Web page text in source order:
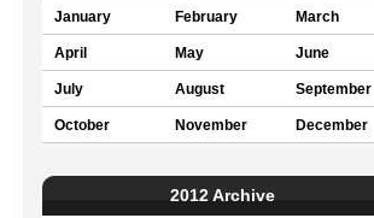
January February March
April May June
July August September
October November December
2012 Archive